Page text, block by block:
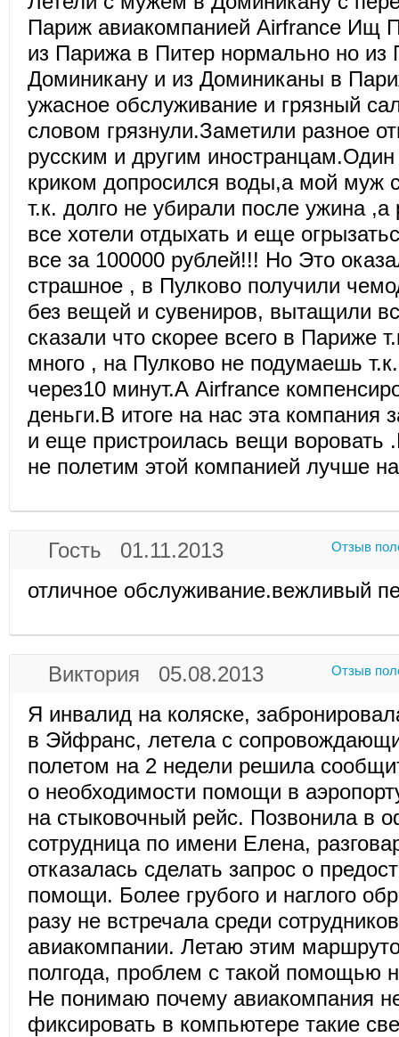
Париж авиакомпанией Airfrance Ищ
из Парижа в Питер нормально но из
Доминикану и из Доминиканы в
ужасное обслуживание и грязный
словом грязнули.Заметили разное
русским и другим
криком допросился воды,а мой муж
т.к. долго не убирали после ужина
все хотели отдыхать и еще
все за 100000 рублей!!! Но Это
страшное , в Пулково получили
без вещей и сувениров, вытащили
сказали что скорее всего в Париже
много , на Пулково не подумаешь
через10 минут.А Airfrance
деньги.В итоге на нас эта компания
и еще пристроилась вещи воровать
не полетим этой компанией лучше
Гость 01.11.2013 Отзыв
отличное обслуживание.вежливый
Виктория 05.08.2013 Отзыв
Я инвалид на коляске,
в Эйфранс, летела с
полетом на 2 недели решила
о необходимости помощи в
на стыковочный рейс. Позвонила в
сотрудница по имени Елена,
отказалась сделать запрос о
помощи. Более грубого и наглого
разу не встречала среди
авиакомпании. Летаю этим
полгода, проблем с такой помощью
Не понимаю почему авиакомпания
фиксировать в компьютере такие